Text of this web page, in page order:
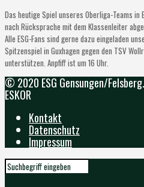
Das heutige Spiel unseres Oberliga-Teams in
nach Rücksprache mit dem Klassenleiter
Alle ESG-Fans sind gerne dazu eingeladen
Spitzenspiel in Guxhagen gegen den TSV
unterstützen. Anpfiff ist um 16 Uhr.
© 2020 ESG Gensungen/
ESKOR
Kontakt
Datenschutz
Impressum